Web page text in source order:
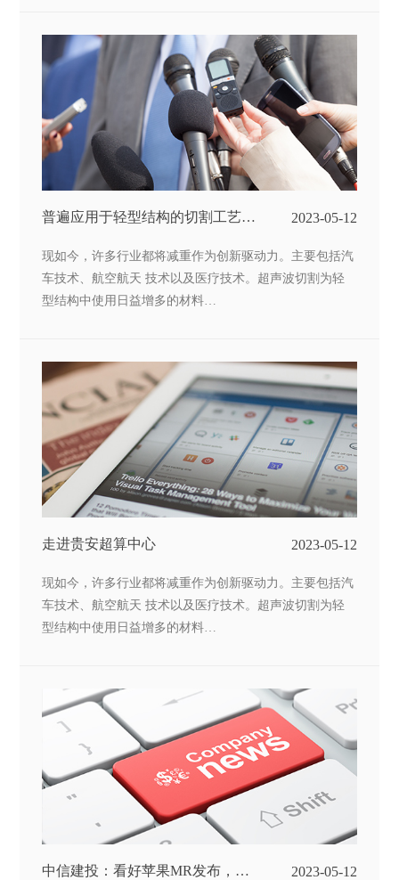
普遍应用于轻型结构的切割工艺普
2023-05-12
现如今，许多行业都将减重作为创新驱动力。主要包括汽
车技术、航空航天 技术以及医疗技术。超声波切割为轻
型结构中使用日益增多的材料…
走进贵安超算中心 2023-05-12
现如今，许多行业都将减重作为创新驱动力。主要包括汽
车技术、航空航天 技术以及医疗技术。超声波切割为轻
型结构中使用日益增多的材料…
中信建投：看好苹果MR发布，以
2023-05-12